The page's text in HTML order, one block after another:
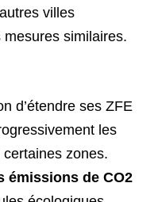
villes
similaires.
d’étendre ses ZFE
les
zones.
émissions de CO2